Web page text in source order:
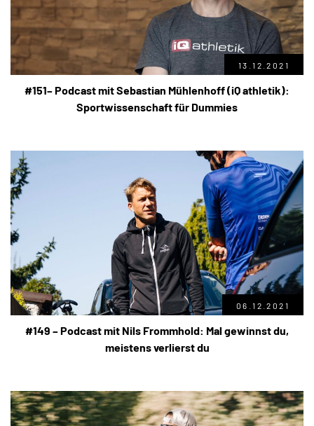
13.12.2021
#151– Podcast mit Sebastian Mühlenhoff (iQ athletik):
Sportwissenschaft für Dummies
06.12.2021
#149 – Podcast mit Nils Frommhold: Mal gewinnst du,
meistens verlierst du